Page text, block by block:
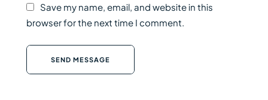
Save my name, email, and website in this
browser for the next time I comment.
SEND MESSAGE